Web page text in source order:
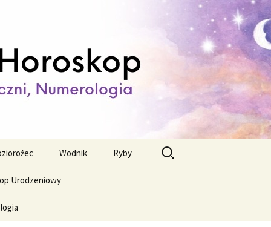
Wodnik Ryby
Urodzeniowy
Szukaj: